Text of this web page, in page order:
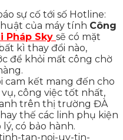
sự cố tới số Hotline:
của máy tính Công
Pháp Sky sẽ có mặt
kì thay đổi nào,
để khỏi mất công chờ
cam kết mang đến cho
công việc tốt nhất,
trên thị trường ĐÀ
thế các linh phụ kiện
có bảo hành.